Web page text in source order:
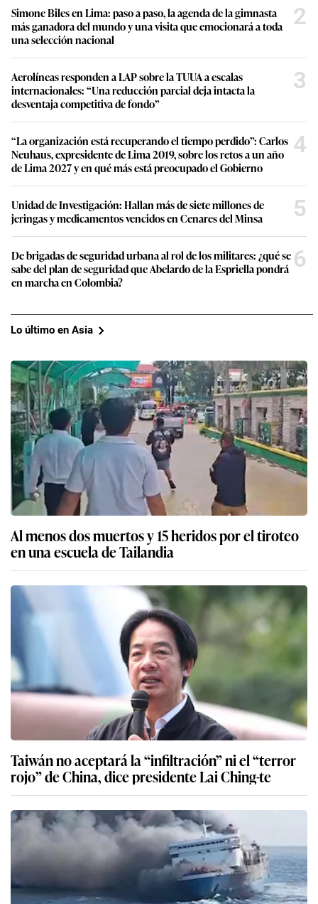
Simone Biles en Lima: paso a paso, la agenda de la gimnasta
más ganadora del mundo y una visita que emocionará a toda
una selección nacional
2
Aerolíneas responden a LAP sobre la TUUA a escalas
internacionales: “Una reducción parcial deja intacta la
desventaja competitiva de fondo”
3
“La organización está recuperando el tiempo perdido”: Carlos
Neuhaus, expresidente de Lima 2019, sobre los retos a un año
de Lima 2027 y en qué más está preocupado el Gobierno
4
Unidad de Investigación: Hallan más de siete millones de
jeringas y medicamentos vencidos en Cenares del Minsa
5
De brigadas de seguridad urbana al rol de los militares: ¿qué se
sabe del plan de seguridad que Abelardo de la Espriella pondrá
en marcha en Colombia?
6
Lo último en Asia
Al menos dos muertos y 15 heridos por el tiroteo
en una escuela de Tailandia
Taiwán no aceptará la “infiltración” ni el “terror
rojo” de China, dice presidente Lai Ching-te